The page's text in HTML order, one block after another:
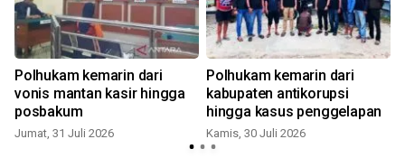
Polhukam kemarin dari
vonis mantan kasir hingga
posbakum
Jumat, 31 Juli 2026
Polhukam kemarin dari
kabupaten antikorupsi
hingga kasus penggelapan
Kamis, 30 Juli 2026